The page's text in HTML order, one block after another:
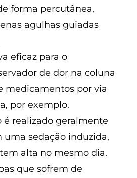
forma percutânea,
agulhas guiadas
eficaz para o
de dor na coluna
medicamentos por via
por exemplo.
é realizado geralmente
uma sedação induzida,
alta no mesmo dia.
que sofrem de